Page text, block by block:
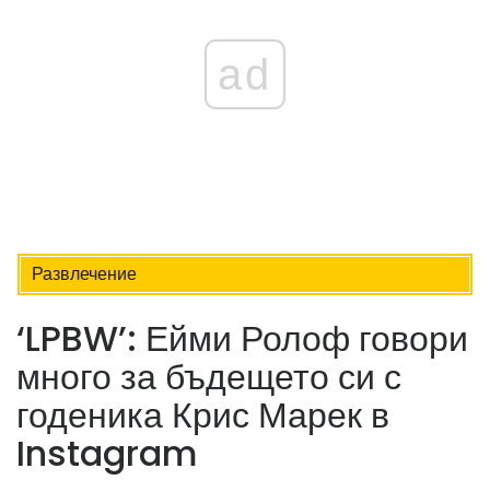
ad
Развлечение
‘LPBW’: Ейми Ролоф говори
много за бъдещето си с
годеника Крис Марек в
Instagram